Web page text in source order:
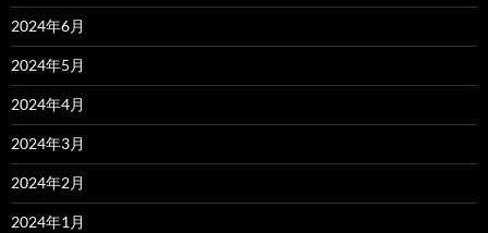
2024年6月
2024年5月
2024年4月
2024年3月
2024年2月
2024年1月